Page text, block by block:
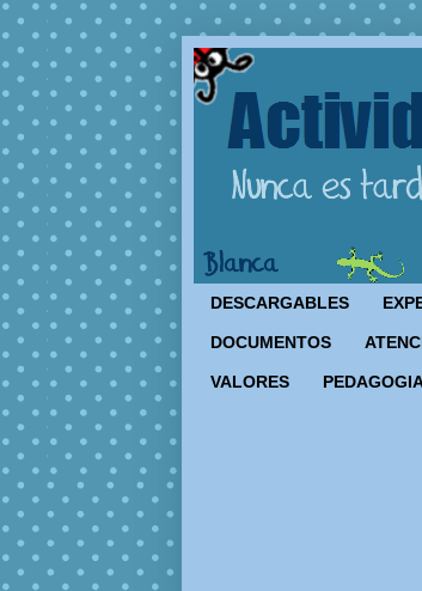
DESCARGABLES
DOCUMENTOS
VALORES